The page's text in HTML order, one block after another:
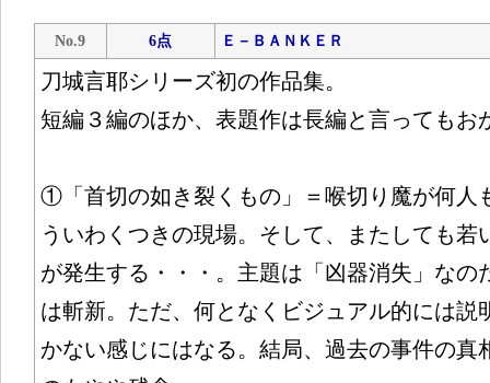
No.9 6点 Ｅ－ＢＡＮＫＥＲ
刀城言耶シリーズ初の作品集。
短編３編のほか、表題作は長編と言ってもお
①「首切の如き裂くもの」＝喉切り魔が何人
ういわくつきの現場。そして、またしても若
が発生する・・・。主題は「凶器消失」なの
は斬新。ただ、何となくビジュアル的には説
かない感じにはなる。結局、過去の事件の真